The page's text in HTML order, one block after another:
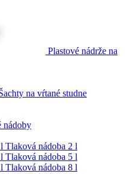
Plastové nádrže na
na vŕtané studne
nádoby
Tlaková nádoba 2 l
Tlaková nádoba 5 l
Tlaková nádoba 8 l